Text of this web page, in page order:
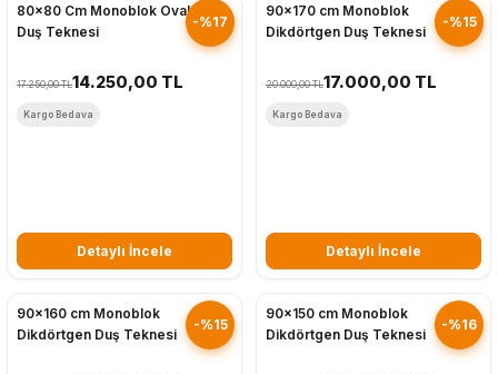
-%17
80x80 Cm Monoblok Oval
Duş Teknesi
17.250,00 TL14.250,00 TL
Kargo Bedava
Detaylı İncele
-%15
90x170 cm Monoblok
Dikdörtgen Duş Teknesi
20.000,00 TL17.000,00 TL
Kargo Bedava
Detaylı İncele
-%15
90x160 cm Monoblok
Dikdörtgen Duş Teknesi
-%16
90x150 cm Monoblok
Dikdörtgen Duş Teknesi